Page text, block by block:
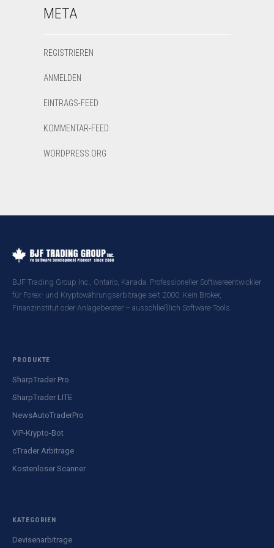
META
REGISTRIEREN
ANMELDEN
EINTRAGS-FEED
KOMMENTAR-FEED
WORDPRESS.ORG
BJF Trading Group Inc., Ontario, Kanada. Professioneller Softwareentwickler
für Forex- und Kryptowährungsarbitrage seit 2000. Kein Broker,
Finanzinstitut oder Anlageberater – ausschließlich Software-Tools.
PRODUKTE
SharpTrader Pro
SharpTrader LITE
NewsAutoTraderPro
VIP-Krypto-Bot
cTrader Arbitrage
Kostenloser Scanner
KATEGORIEN
Devisenarbitrage